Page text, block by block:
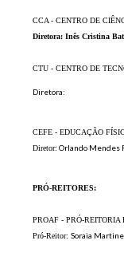
CCA - CENTRO DE
Diretora: Inês Cristina
CTU - CENTRO DE
Diretora:
CEFE - EDUCAÇÃO
Diretor: Orlando Mendes
PRÓ-REITORES:
PROAF - PRÓ-
Pró-Reitor: Soraia